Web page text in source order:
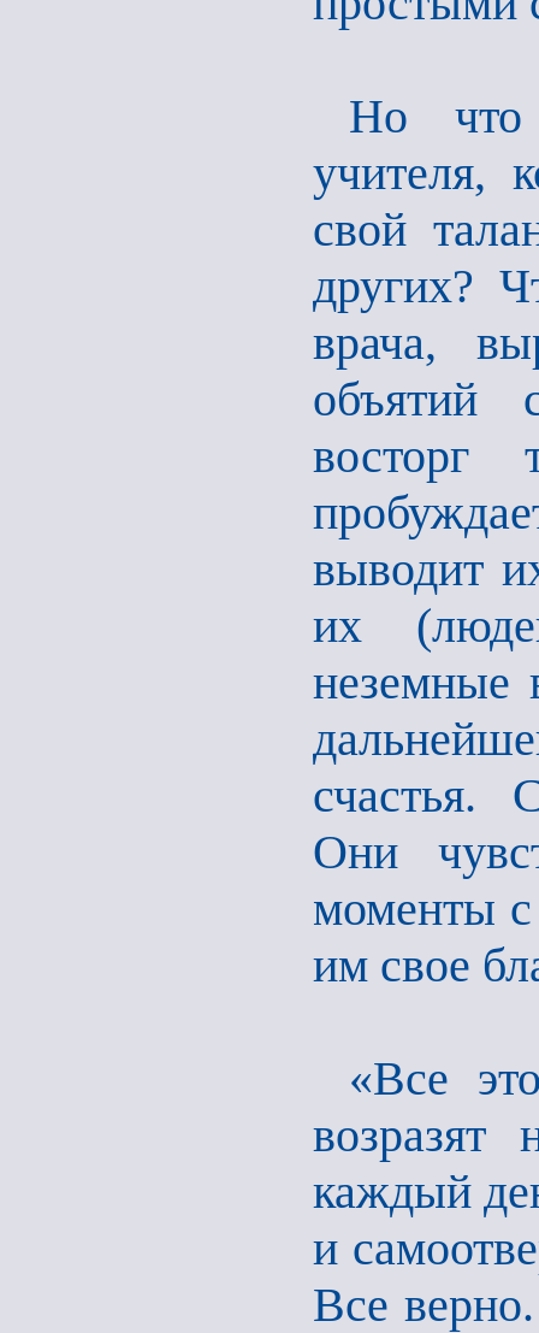
Но что
учителя,
свой
других?
врача,
объятий
восторг
выводит
их
неземные
счастья.
Они
моменты
им свое
«Все
каждый
и
Все